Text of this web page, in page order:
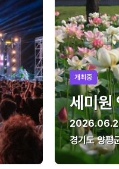
개최중
세미원
경기도 양평